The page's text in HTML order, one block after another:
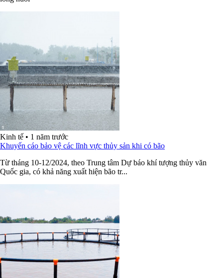
Kinh tế • 1 năm trước
Khuyến cáo bảo vệ các lĩnh vực thủy sản khi có bão
Từ tháng 10-12/2024, theo Trung tâm Dự báo khí tượng thủy văn
Quốc gia, có khả năng xuất hiện bão tr...